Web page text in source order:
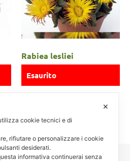
Rabiea lesliei
Esaurito
✕
cookie tecnici e di
rifiutare o personalizzare i cookie
desiderati.
informativa continuerai senza